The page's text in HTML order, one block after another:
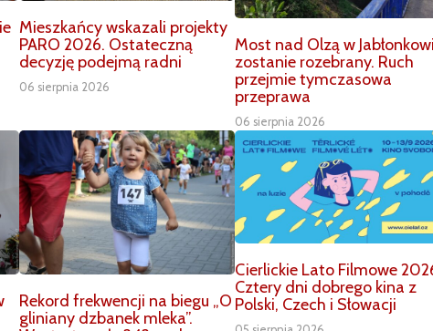
Mieszkańcy wskazali projekty
PARO 2026. Ostateczną
decyzję podejmą radni
06 sierpnia 2026
Most nad Olzą w
zostanie rozebrany. Ruch
przejmie tymczasowa
przeprawa
06 sierpnia 2026
Rekord frekwencji na biegu „O
gliniany dzbanek mleka”.
Cierlickie Lato Filmowe
Cztery dni dobrego kina z
Polski, Czech i Słowacji